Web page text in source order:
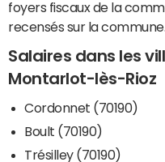
foyers fiscaux de la
recensés sur la commune.
Salaires dans les
Montarlot-lès-Rioz
Cordonnet (70190)
Boult (70190)
Trésilley (70190)